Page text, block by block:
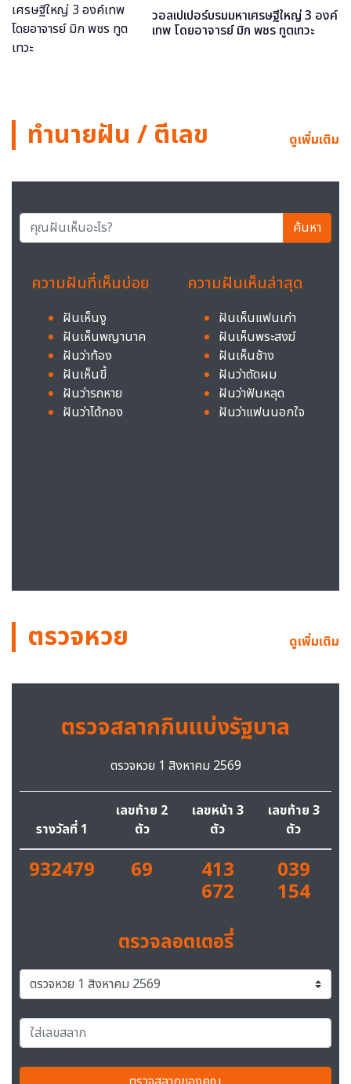
วอลเปเปอร์บรมมหาเศรษฐีใหญ่ 3 องค์
เทพ โดยอาจารย์ มิก พชร ทูตเทวะ
ทำนายฝัน / ตีเลข ดูเพิ่มเติม
ค้นหา
ความฝันที่เห็นบ่อย
ฝันเห็นงู
ฝันเห็นพญานาค
ฝันว่าท้อง
ฝันเห็นขี้
ฝันว่ารถหาย
ฝันว่าได้ทอง
ความฝันเห็นล่าสุด
ฝันเห็นแฟนเก่า
ฝันเห็นพระสงฆ์
ฝันเห็นช้าง
ฝันว่าตัดผม
ฝันว่าฟันหลุด
ฝันว่าแฟนนอกใจ
ตรวจหวย ดูเพิ่มเติม
ตรวจสลากกินแบ่งรัฐบาล
ตรวจหวย 1 สิงหาคม 2569
รางวัลที่ 1
เลขท้าย 2
ตัว
เลขหน้า 3
ตัว
เลขท้าย 3
ตัว
932479 69 413
672
039
154
ตรวจลอตเตอรี่